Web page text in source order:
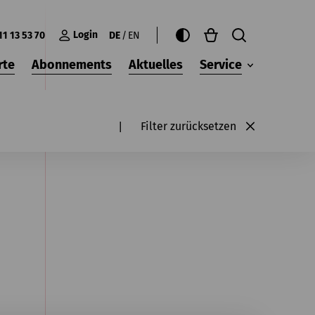
13 53 70 Login DE EN
Abonnements Aktuelles Service
Filter zurücksetzen